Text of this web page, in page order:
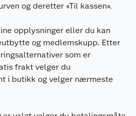
og deretter «Til kassen».
opplysninger eller du kan
og medlemskupp. Etter
som er
frakt velger du
i butikk og velger nærmeste